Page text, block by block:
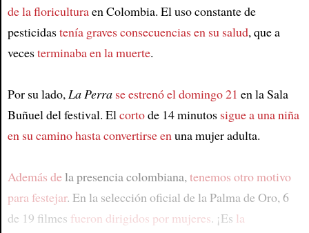
de la floriculturaen Colombia. El uso constante de
pesticidastenía graves consecuencias en su salud, que a
vecesterminaba en la muerte.
Por su lado,La Perra se estrenó el domingo 21 en la Sala
Buñuel del festival. Elcortode 14 minutos sigue a una niña
en su camino hasta convertirse enuna mujer adulta.
Además dela presencia colombiana,tenemos otro motivo
para festejar. En la selección oficial de la Palma de Oro, 6
de 19 filmes fueron dirigidos por mujeres. ¡Es la